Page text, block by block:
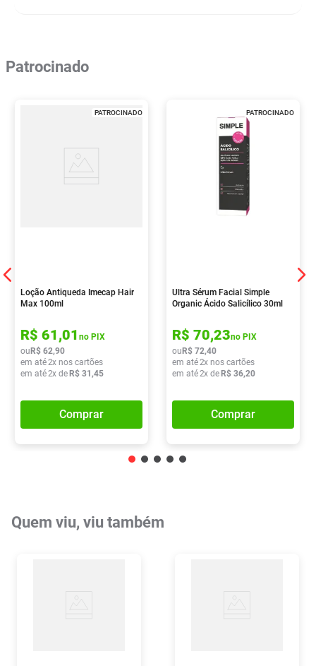
Patrocinado
PATROCINADO
Loção Antiqueda Imecap Hair
Max 100ml
R$ 61,01 no PIX
ou R$ 62,90
em até2x nos cartões
em até2x de R$ 31 ,45
Comprar
PATROCINADO
Ultra Sérum Facial Simple
Organic Ácido Salicílico 30ml
R$ 70,23no PIX
ou R$ 72,40
em até2x nos cartões
em até2x de R$ 36,20
Comprar
Quem viu, viu também